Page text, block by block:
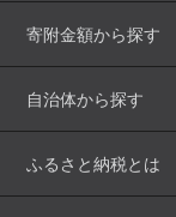
寄附金額から探す
自治体から探す
ふるさと納税とは